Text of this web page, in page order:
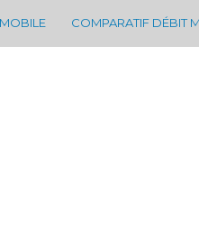
COMPARATIF DÉBIT